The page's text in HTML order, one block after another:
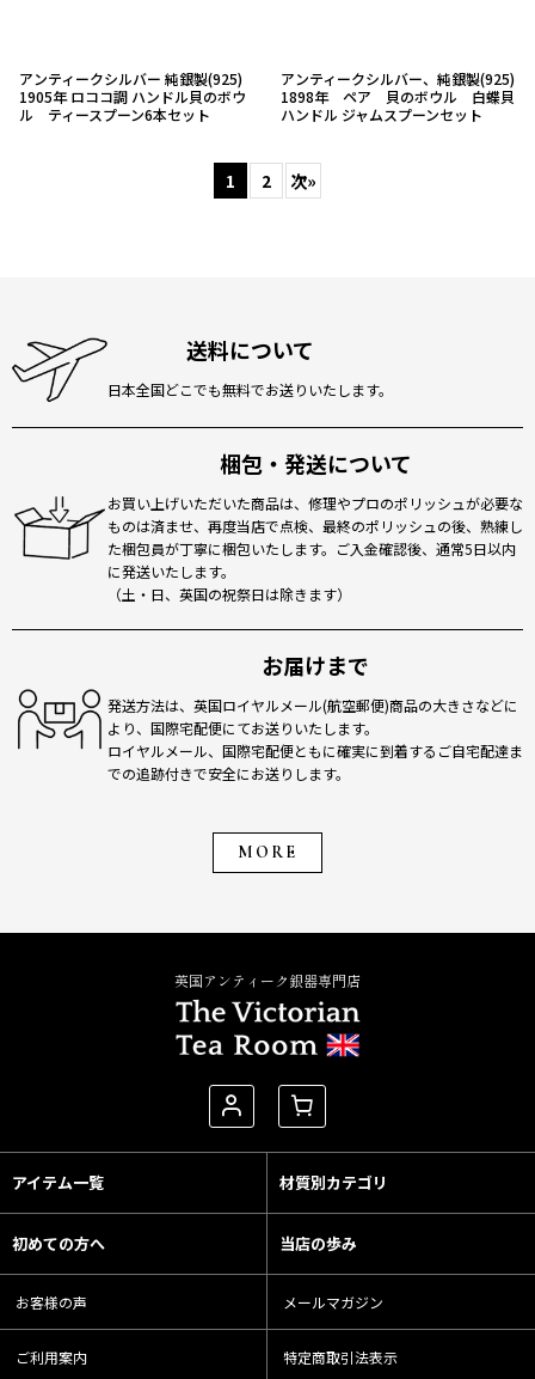
アンティークシルバー 純銀製(925)
1905年 ロココ調 ハンドル貝のボウ
ル ティースプーン6本セット
アンティークシルバー、純銀製(925)
1898年 ペア 貝のボウル 白蝶貝
ハンドル ジャムスプーンセット
1 2 次»
送料について
日本全国どこでも無料でお送りいたします。
梱包・発送について
お買い上げいただいた商品は、修理やプロのポリッシュが必要な
ものは済ませ、再度当店で点検、最終のポリッシュの後、熟練し
た梱包員が丁寧に梱包いたします。ご入金確認後、通常5日以内
に発送いたします。
（土・日、英国の祝祭日は除きます）
お届けまで
発送方法は、英国ロイヤルメール(航空郵便)商品の大きさなどに
より、国際宅配便にてお送りいたします。
ロイヤルメール、国際宅配便ともに確実に到着するご自宅配達ま
での追跡付きで安全にお送りします。
MORE
英国アンティーク銀器専門店
アイテム一覧 材質別カテゴリ
初めての方へ 当店の歩み
お客様の声 メールマガジン
ご利用案内 特定商取引法表示